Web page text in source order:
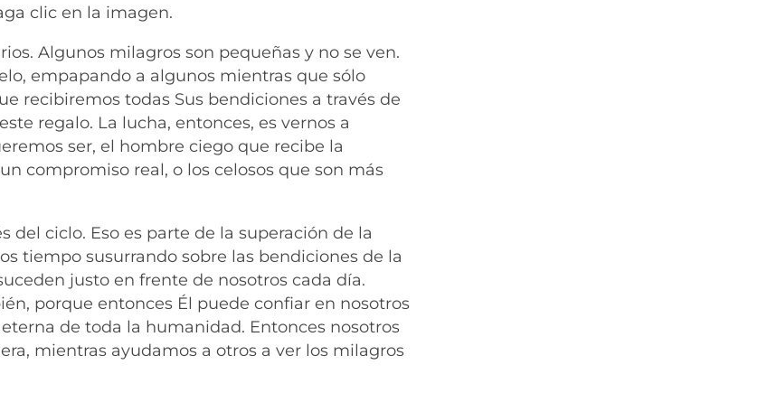
clic en la imagen.
Algunos milagros son pequeñas y no se ven.
empapando a algunos mientras que sólo
recibiremos todas Sus bendiciones a través de
regalo. La lucha, entonces, es vernos a
ser, el hombre ciego que recibe la
compromiso real, o los celosos que son más
del ciclo. Eso es parte de la superación de la
tiempo susurrando sobre las bendiciones de la
justo en frente de nosotros cada día.
porque entonces Él puede confiar en nosotros
de toda la humanidad. Entonces nosotros
mientras ayudamos a otros a ver los milagros